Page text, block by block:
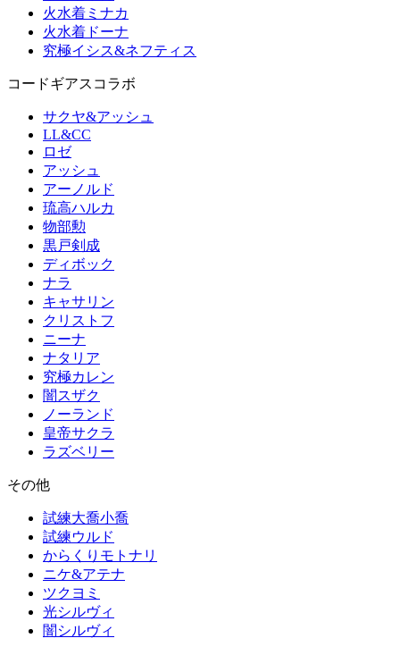
火水着ミナカ
火水着ドーナ
究極イシス&ネフティス
コードギアスコラボ
サクヤ&アッシュ
LL&CC
ロゼ
アッシュ
アーノルド
琉高ハルカ
物部勲
黒戸剣成
ディボック
ナラ
キャサリン
クリストフ
ニーナ
ナタリア
究極カレン
闇スザク
ノーランド
皇帝サクラ
ラズベリー
その他
試練大喬小喬
試練ウルド
からくりモトナリ
ニケ&アテナ
ツクヨミ
光シルヴィ
闇シルヴィ